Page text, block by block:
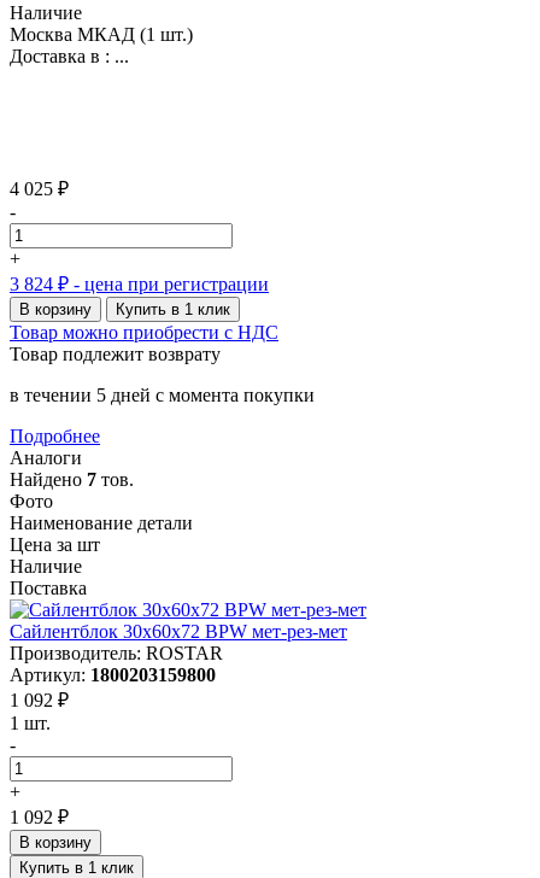
Наличие
Москва МКАД (1 шт.)
Доставка в : ...
4 025 ₽
-
+
3 824 ₽ - цена при регистрации
В корзину Купить в 1 клик
Товар можно приобрести с НДС
Товар подлежит возврату
в течении 5 дней с момента покупки
Подробнее
Аналоги
Найдено 7 тов.
Фото
Наименование детали
Цена за шт
Наличие
Поставка
Сайлентблок 30x60х72 BPW мет-рез-мет
Производитель: ROSTAR
Артикул: 1800203159800
1 092 ₽
1 шт.
-
+
1 092 ₽
В корзину
Купить в 1 клик